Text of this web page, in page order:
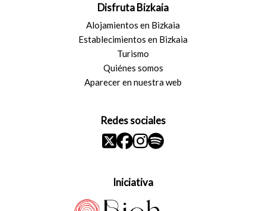
Disfruta Bizkaia
Alojamientos en Bizkaia
Establecimientos en Bizkaia
Turismo
Quiénes somos
Aparecer en nuestra web
Redes sociales
Iniciativa